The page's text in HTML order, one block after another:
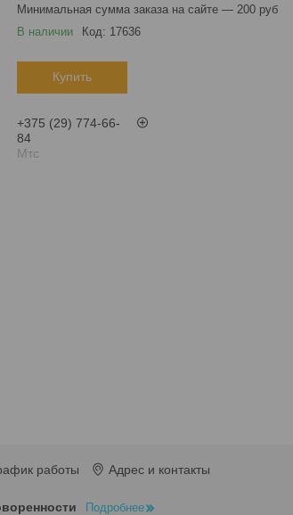
Минимальная сумма заказа на сайте — 200 руб
В наличии
Код: 17636
Купить
+375 (29) 774-66-
84
Мтс
работы Адрес и контакты
Подробнее